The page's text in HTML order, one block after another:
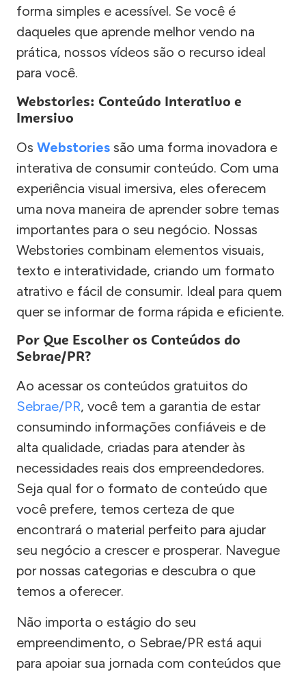
forma simples e acessível. Se você é
daqueles que aprende melhor vendo na
prática, nossos vídeos são o recurso ideal
para você.
Webstories: Conteúdo Interativo e
Imersivo
Os Webstories são uma forma inovadora e
interativa de consumir conteúdo. Com uma
experiência visual imersiva, eles oferecem
uma nova maneira de aprender sobre temas
importantes para o seu negócio. Nossas
Webstories combinam elementos visuais,
texto e interatividade, criando um formato
atrativo e fácil de consumir. Ideal para quem
quer se informar de forma rápida e eficiente.
Por Que Escolher os Conteúdos do
Sebrae/PR?
Ao acessar os conteúdos gratuitos do
Sebrae/PR, você tem a garantia de estar
consumindo informações confiáveis e de
alta qualidade, criadas para atender às
necessidades reais dos empreendedores.
Seja qual for o formato de conteúdo que
você prefere, temos certeza de que
encontrará o material perfeito para ajudar
seu negócio a crescer e prosperar. Navegue
por nossas categorias e descubra o que
temos a oferecer.
Não importa o estágio do seu
empreendimento, o Sebrae/PR está aqui
para apoiar sua jornada com conteúdos que